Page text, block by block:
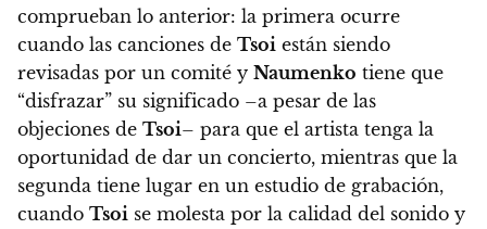
comprueban lo anterior: la primera ocurre
cuando las canciones de Tsoi están siendo
revisadas por un comité y Naumenko tiene que
“disfrazar” su significado –a pesar de las
objeciones de Tsoi– para que el artista tenga la
oportunidad de dar un concierto, mientras que la
segunda tiene lugar en un estudio de grabación,
cuando Tsoi se molesta por la calidad del sonido y